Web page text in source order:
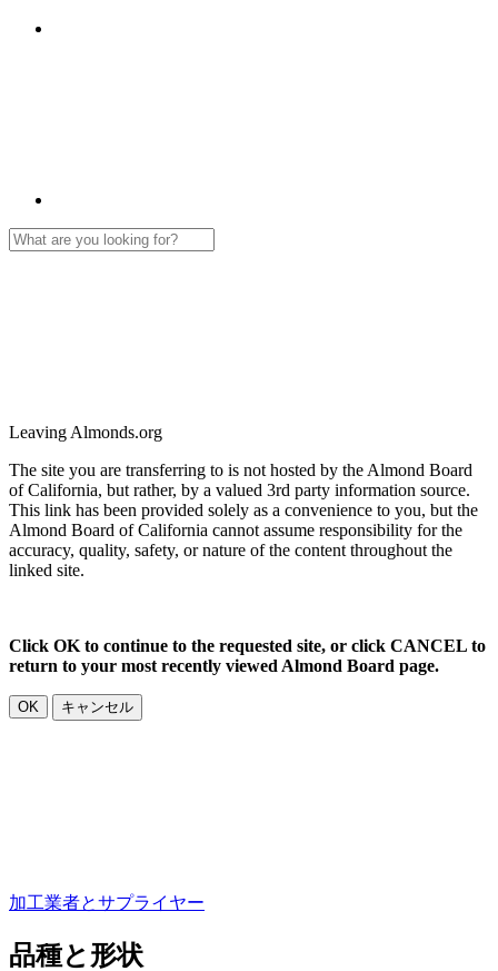
Leaving Almonds.org
The site you are transferring to is not hosted by the Almond Board
of California, but rather, by a valued 3rd party information source.
This link has been provided solely as a convenience to you, but the
Almond Board of California cannot assume responsibility for the
accuracy, quality, safety, or nature of the content throughout the
linked site.
Click OK to continue to the requested site, or click CANCEL to
return to your most recently viewed Almond Board page.
OK キャンセル
加工業者とサプライヤー
品種と形状